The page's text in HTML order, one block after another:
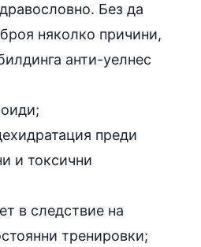
Без да
няколко причини,
анти-уелнес
преди
и токсични
в следствие на
тренировки;